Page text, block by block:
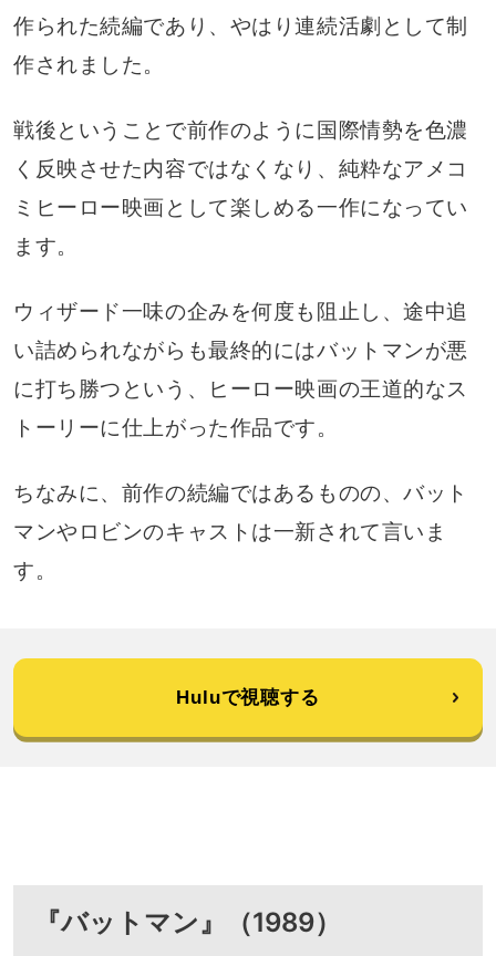
作られた続編であり、やはり連続活劇として制
作されました。
戦後ということで前作のように国際情勢を色濃
く反映させた内容ではなくなり、純粋なアメコ
ミヒーロー映画として楽しめる一作になってい
ます。
ウィザード一味の企みを何度も阻止し、途中追
い詰められながらも最終的にはバットマンが悪
に打ち勝つという、ヒーロー映画の王道的なス
トーリーに仕上がった作品です。
ちなみに、前作の続編ではあるものの、バット
マンやロビンのキャストは一新されて言いま
す。
Huluで視聴する
『バットマン』（1989）